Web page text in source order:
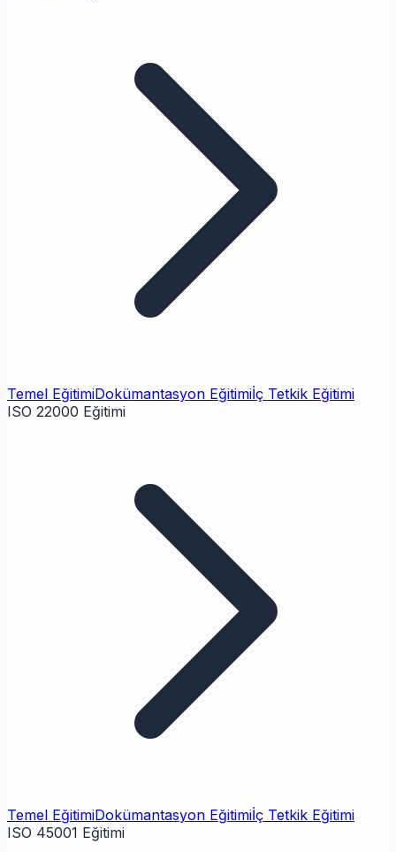
Temel EğitimiDokümantasyon Eğitimiİç Tetkik Eğitimi
ISO 22000 Eğitimi
Temel EğitimiDokümantasyon Eğitimiİç Tetkik Eğitimi
ISO 45001 Eğitimi